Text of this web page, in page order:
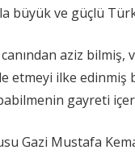
büyük ve güçlü
aziz bilmiş,
etmeyi ilke edinmiş
gayreti
Gazi Mustafa